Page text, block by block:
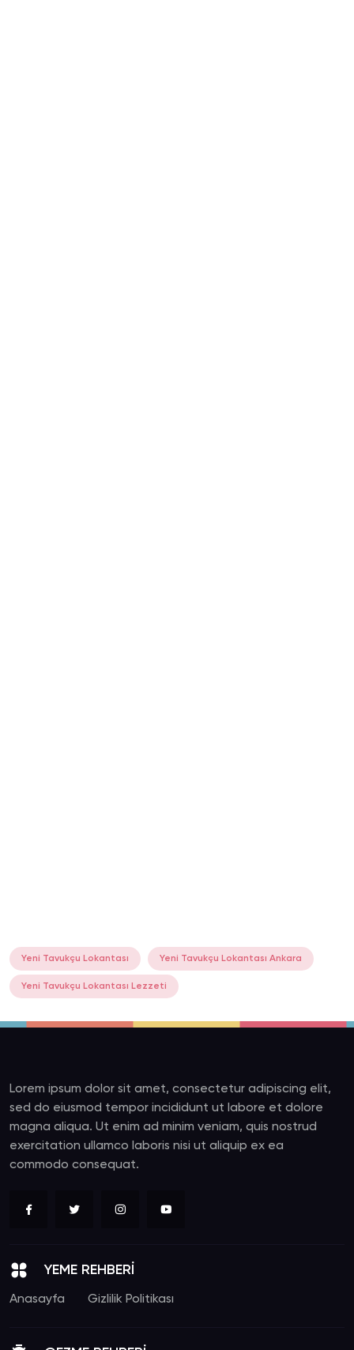
Yeni Tavukçu Lokantası Yeni Tavukçu Lokantası Ankara
Yeni Tavukçu Lokantası Lezzeti
Lorem ipsum dolor sit amet, consectetur adipiscing elit,
sed do eiusmod tempor incididunt ut labore et dolore
magna aliqua. Ut enim ad minim veniam, quis nostrud
exercitation ullamco laboris nisi ut aliquip ex ea
commodo consequat.
YEME REHBERİ
Anasayfa Gizlilik Politikası